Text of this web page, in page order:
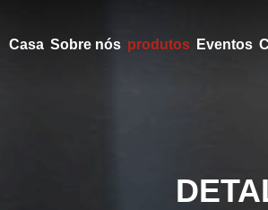
Casa Sobre nós produtos Eventos